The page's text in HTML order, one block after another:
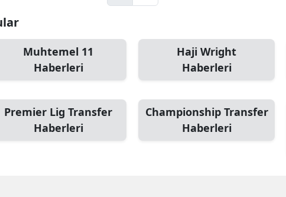
Kastamonu
Kayseri
Kırşehir
Kocaeli
Muhtemel 11
Haberleri
Haji Wright
Haberleri
Premier Lig Transfer
Haberleri
Championship Transfer
Haberleri